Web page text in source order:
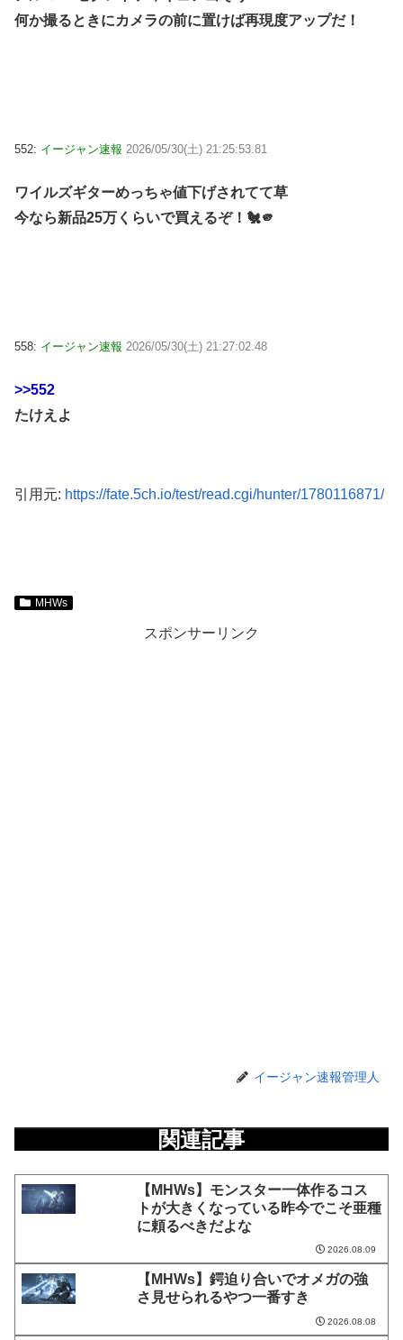
何か撮るときにカメラの前に置けば再現度アップだ！
552: イージャン速報 2026/05/30(土) 21:25:53.81
ワイルズギターめっちゃ値下げされてて草
今なら新品25万くらいで買えるぞ！🐔🫵
558: イージャン速報 2026/05/30(土) 21:27:02.48
>>552
たけえよ
引用元: https://fate.5ch.io/test/read.cgi/hunter/1780116871/
MHWs
スポンサーリンク
イージャン速報管理人
関連記事
【MHWs】モンスター一体作るコス
トが大きくなっている昨今でこそ亜種
に頼るべきだよな
2026.08.09
【MHWs】鍔迫り合いでオメガの強
さ見せられるやつ一番すき
2026.08.08